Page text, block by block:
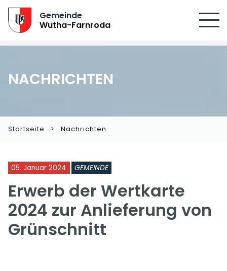
Gemeinde
Wutha-Farnroda
NACHRICHTEN
Startseite Nachrichten
05. Januar 2024 GEMEINDE
Erwerb der Wertkarte
2024 zur Anlieferung von
Grünschnitt